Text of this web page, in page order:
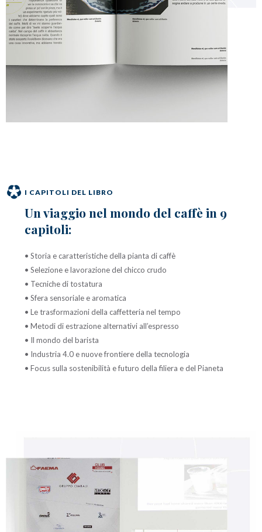
I CAPITOLI DEL LIBRO
Un viaggio nel mondo del caffè in 9
capitoli:
• Storia e caratteristiche della pianta di caffè
• Selezione e lavorazione del chicco crudo
• Tecniche di tostatura
• Sfera sensoriale e aromatica
• Le trasformazioni della caffetteria nel tempo
• Metodi di estrazione alternativi all’espresso
• Il mondo del barista
• Industria 4.0 e nuove frontiere della tecnologia
• Focus sulla sostenibilità e futuro della filiera e del Pianeta